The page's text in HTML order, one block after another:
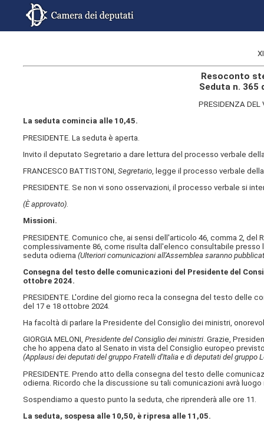
Resoconto
Seduta n. 365
PRESIDENZA DEL
La seduta comincia alle 10,45.
PRESIDENTE. La seduta è aperta.
Invito il deputato Segretario a dare lettura del processo verbale
FRANCESCO BATTISTONI,Segretario , legge il processo verbale
PRESIDENTE. Se non vi sono osservazioni, il processo verbale si
(È approvato).
Missioni.
PRESIDENTE. Comunico che, ai sensi dell'articolo 46, comma 2,
complessivamente 86, come risulta dall'elenco consultabile presso
seduta odierna(Ulteriori comunicazioni all'Assemblea saranno
Consegna del testo delle comunicazioni del Presidente del
ottobre 2024.
PRESIDENTE. L'ordine del giorno reca la consegna del testo delle
del 17 e 18 ottobre 2024.
Ha facoltà di parlare la Presidente del Consiglio dei ministri,
GIORGIA MELONI, Presidente del Consiglio dei ministri. Grazie,
che ho appena dato al Senato in vista del Consiglio europeo
(Applausi dei deputati del gruppo Fratelli d'Italia e di deputati del gruppo
PRESIDENTE. Prendo atto della consegna del testo delle
odierna. Ricordo che la discussione su tali comunicazioni avrà
Sospendiamo a questo punto la seduta, che riprenderà alle ore 11.
La seduta, sospesa alle 10,50, è ripresa alle 11,05.